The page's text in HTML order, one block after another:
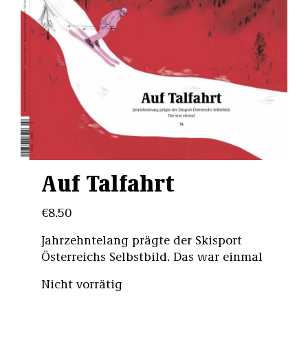
Auf Talfahrt
€8.50
Jahrzehntelang prägte der Skisport
Österreichs Selbstbild. Das war einmal
Nicht vorrätig